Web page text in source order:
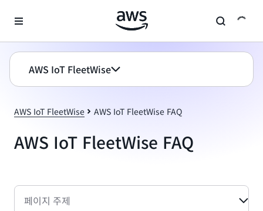
AWS IoT FleetWise
AWS IoT FleetWise AWS IoT FleetWise FAQ
AWS IoT FleetWise FAQ
페이지 주제